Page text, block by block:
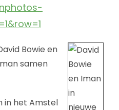
Bowie en
samen
in het Amstel